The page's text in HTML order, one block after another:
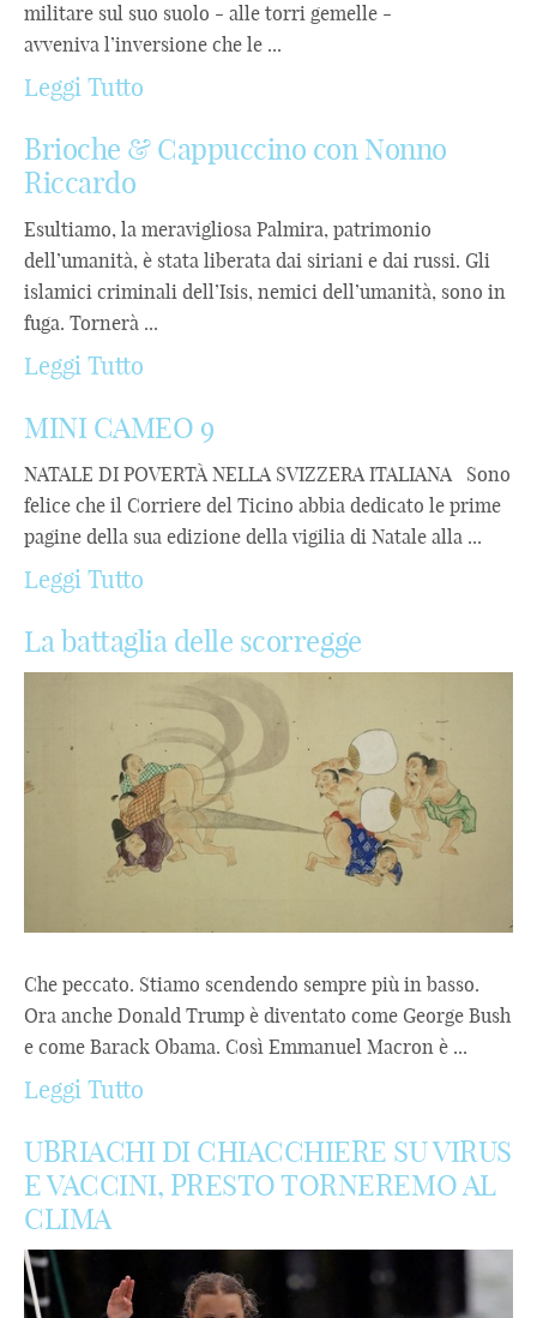
militare sul suo suolo - alle torri gemelle -
avveniva l’inversione che le ...
Leggi Tutto
Brioche & Cappuccino con Nonno
Riccardo
Esultiamo, la meravigliosa Palmira, patrimonio
dell’umanità, è stata liberata dai siriani e dai russi. Gli
islamici criminali dell’Isis, nemici dell’umanità, sono in
fuga. Tornerà ...
Leggi Tutto
MINI CAMEO 9
NATALE DI POVERTÀ NELLA SVIZZERA ITALIANA Sono
felice che il Corriere del Ticino abbia dedicato le prime
pagine della sua edizione della vigilia di Natale alla ...
Leggi Tutto
La battaglia delle scorregge
Che peccato. Stiamo scendendo sempre più in basso.
Ora anche Donald Trump è diventato come George Bush
e come Barack Obama. Così Emmanuel Macron è ...
Leggi Tutto
UBRIACHI DI CHIACCHIERE SU VIRUS
E VACCINI, PRESTO TORNEREMO AL
CLIMA